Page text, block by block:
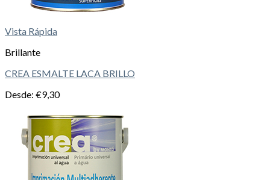
Vista Rápida
Brillante
CREA ESMALTE LACA BRILLO
Desde: €9,30